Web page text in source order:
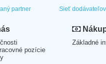
partner Sieť dodávateľov
pozície
Základné